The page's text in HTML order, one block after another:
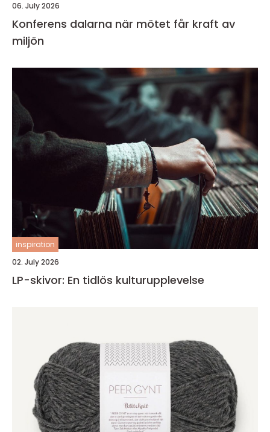
06. July 2026
Konferens dalarna när mötet får kraft av
miljön
inspiration
02. July 2026
LP-skivor: En tidlös kulturupplevelse